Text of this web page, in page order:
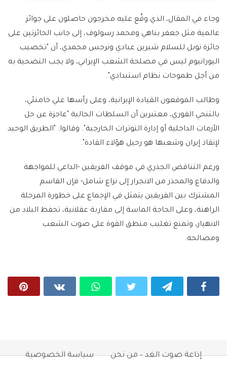
وجاء في المقال، الذي وقّع عليه مخرجون حاصلون على جوائز
عالمية مثل جعفر بناهي ومحمد رسولوف، إلى جانب الحائزتين على
جائزة نوبل للسلام شيرين عبادي ونرجس محمدي، أن "تخصيب
اليورانيوم ليس في مصلحة الشعب الإيراني، ولا يجب التضحية به
من أجل طموحات نظام استبدادي".
وطالب الموقعون القيادة الإيرانية، وعلى رأسها علي خامنئي،
بالتنحي الفوري، معتبرين أن السلطات الحالية "عاجزة عن حل
الأزمات الداخلية أو إدارة التوترات الخارجية". وقالوا: "الطريق الوحيد
لإنقاذ إيران وشعبها هو رحيل هؤلاء القادة".
ورغم التناقض الجذري في موقف الفريقين -الداعي للمواجهة
والدفاع والمحذر من الانجرار إلى نزاع شامل- فإن القاسم
المشترك بين الفريقين يتمثل في الإجماع على خطورة المرحلة
الراهنة، وعلى الحاجة الماسة إلى مقاربة عقلانية، تحفظ البلاد من
الانهيار، وتمنع تغليب منطق القوة على صوت الشعب
ومصالحه.
إذاعة صوت الغد – من نحن سياسة الخصوصية